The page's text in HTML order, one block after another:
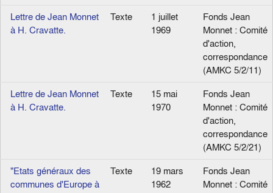
Lettre de Jean Monnet
à H. Cravatte.
Texte
1 juillet
1969
Fonds Jean
Monnet : Comité
d'action,
correspondance
(AMKC 5/2/11)
Lettre de Jean Monnet
à H. Cravatte.
Texte
15 mai
1970
Fonds Jean
Monnet : Comité
d'action,
correspondance
(AMKC 5/2/21)
"Etats généraux des
communes d'Europe à
Texte
19 mars
1962
Fonds Jean
Monnet : Comité